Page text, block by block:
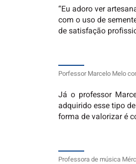
“Eu adoro ver
com o uso de
de satisfação
Porfessor Marcelo Melo
Já o professor
adquirido esse tipo
forma de valorizar é
Professora de música